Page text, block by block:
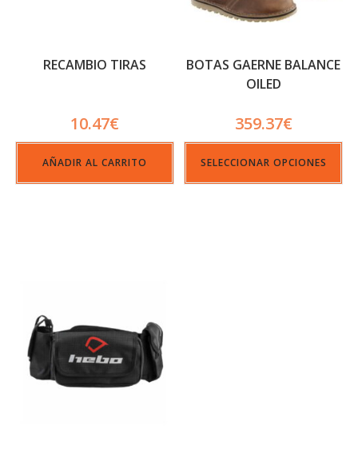
RECAMBIO TIRAS
10.47€
AÑADIR AL CARRITO
BOTAS GAERNE BALANCE
OILED
359.37€
SELECCIONAR OPCIONES